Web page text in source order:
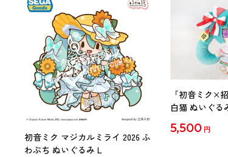
初音ミク マジカルミライ 2026 ふ
わぷち ぬいぐるみ L
「初音ミク×
白猫 ぬいぐる
5,500 円